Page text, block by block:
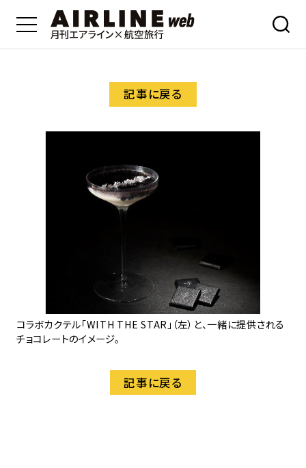
記事に戻る
コラボカクテル「WITH THE STAR」（左）と、一緒に提供される
チョコレートのイメージ。
記事に戻る